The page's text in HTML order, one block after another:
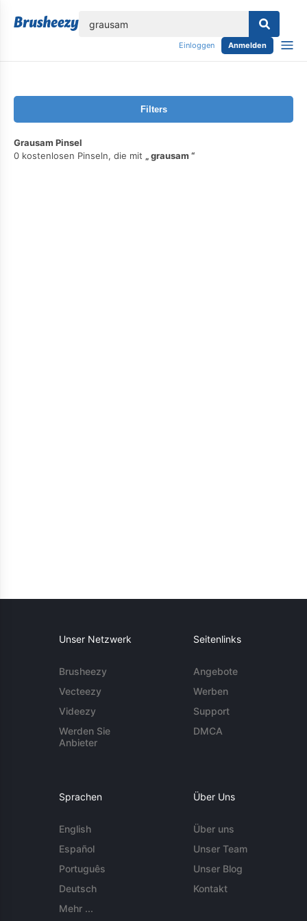
Einloggen Anmelden
Filters
Grausam Pinsel
0 kostenlosen Pinseln, die mit
grausam
Unser Netzwerk
Brusheezy
Vecteezy
Videezy
Werden Sie
Anbieter
Seitenlinks
Angebote
Werben
Support
DMCA
Sprachen
English
Español
Português
Deutsch
Mehr ...
Über Uns
Über uns
Unser Team
Unser Blog
Kontakt